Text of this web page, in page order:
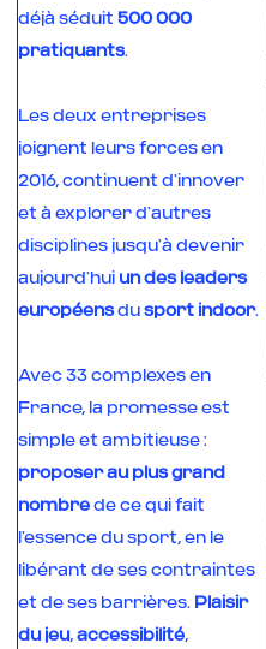
déjà séduit 500 000
pratiquants.
Les deux entreprises
joignent leurs forces en
2016, continuent d’innover
et à explorer d’autres
disciplines jusqu’à devenir
aujourd’hui un des leaders
européensdu sport indoor.
Avec 33 complexes en
France, la promesse est
simple et ambitieuse :
proposer au plus grand
nombre de ce qui fait
l’essence du sport, en le
libérant de ses contraintes
et de ses barrières. Plaisir
du jeu,accessibilité,